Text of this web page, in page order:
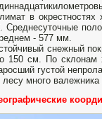
в
Среднесуточные
- 577 мм.
снежный
150 см. По склонам
густой
лесу много